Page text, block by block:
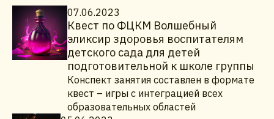
07.06.2023
Квест по ФЦКМ Волшебный
эликсир здоровья воспитателям
детского сада для детей
подготовительной к школе группы
Конспект занятия составлен в формате
квест – игры с интеграцией всех
образовательных областей